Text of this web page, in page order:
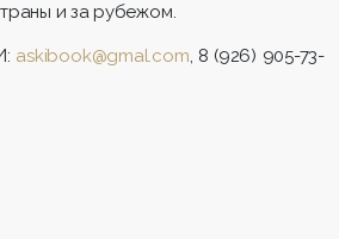
и за рубежом.
askibook@gmal.com, 8 (926) 905-73-